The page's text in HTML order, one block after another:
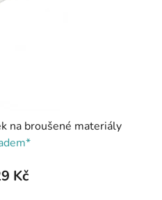
na broušené materiály
Kč